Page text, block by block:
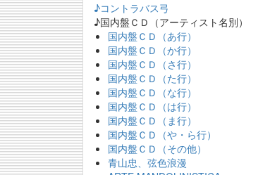
♪コントラバス弓
♪国内盤ＣＤ（アーティスト名別）
国内盤ＣＤ（あ行）
国内盤ＣＤ（か行）
国内盤ＣＤ（さ行）
国内盤ＣＤ（た行）
国内盤ＣＤ（な行）
国内盤ＣＤ（は行）
国内盤ＣＤ（ま行）
国内盤ＣＤ（や・ら行）
国内盤ＣＤ（その他）
青山忠、弦色浪漫